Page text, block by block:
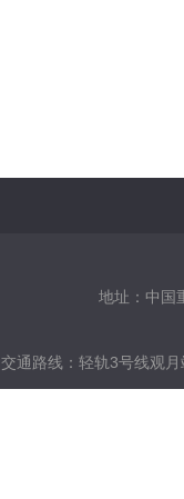
地址：中国
交通路线： 轻轨3号线观